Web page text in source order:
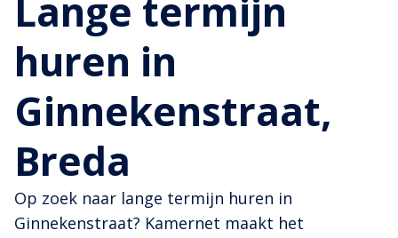
Lange termijn
huren in
Ginnekenstraat,
Breda
Op zoek naar lange termijn huren in
Ginnekenstraat? Kamernet maakt het